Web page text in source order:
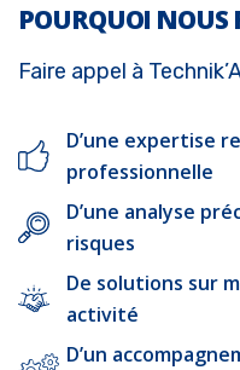
POURQUOI NOUS
Faire appel à
D’une expertise
professionnelle
D’une analyse
risques
De solutions sur
activité
D’un